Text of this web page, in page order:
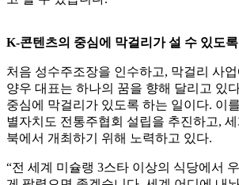
K-콘텐츠의 중심에 막걸리가 설 수 있도록
처음 성수주조장을 인수하고, 막걸리 사
양우 대표는 하나의 꿈을 향해 달리고 있
중심에 막걸리가 있도록 하는 일이다. 이
별자치도 전통주협회 설립을 추진하고,
북에서 개최하기 위해 노력하고 있다.
“전 세계 미슐랭 3스타 이상의 식당에서